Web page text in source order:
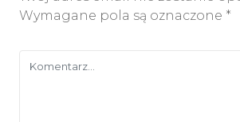
Wymagane pola są oznaczone *